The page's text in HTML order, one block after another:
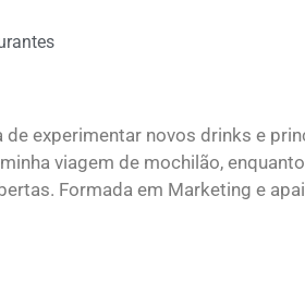
experimentar novos drinks e
viagem de mochilão,
Formada em Marketing e